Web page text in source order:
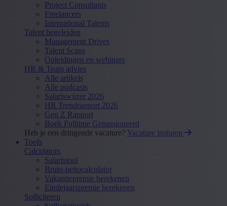
Project Consultants
Freelancers
International Talents
Talent begeleiden
Management Drives
Talent Scans
Opleidingen en webinars
HR & Team advies
Alle artikels
Alle podcasts
Salariswijzer 2026
HR Trendrapport 2026
Gen Z Rapport
Boek Fulltime Gepassioneerd
Heb je een dringende vacature? Vacature insturen
Tools
Calculators
Salaristool
Bruto-nettocalculator
Vakantiepremie berekenen
Eindejaarspremie berekenen
Solliciteren